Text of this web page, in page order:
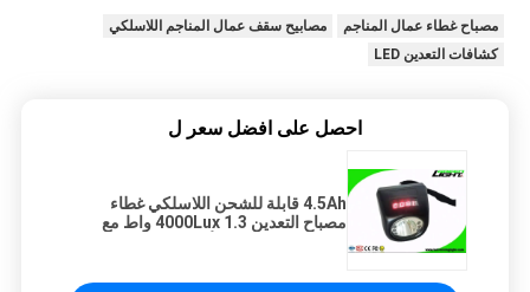
مصباح غطاء عمال المناجم
مصابيح سقف عمال المناجم اللاسلكي
كشافات التعدين LED
احصل على افضل سعر ل
4.5Ah قابلة للشحن اللاسلكي غطاء
مصباح التعدين 4000Lux 1.3 واط مع